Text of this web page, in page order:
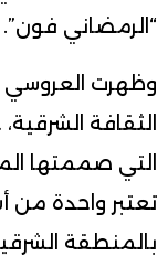
“الرمضاني فون”.
وظهرت
الثقافة
التي صممتها
تعتبر واحدة من
بالمنطقة